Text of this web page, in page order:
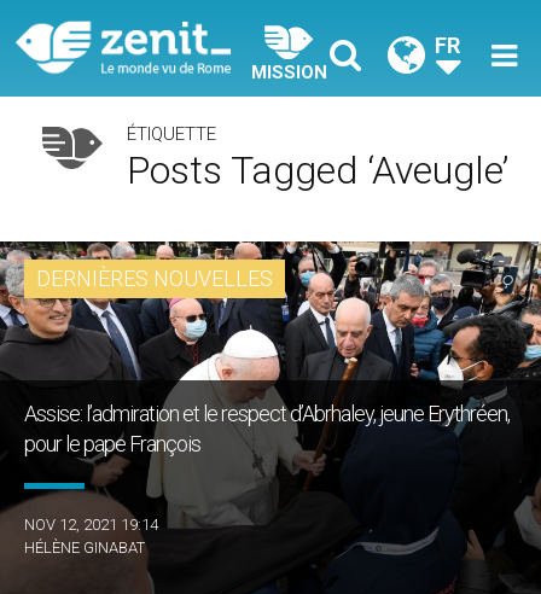
MISSION
FR
ÉTIQUETTE
Posts Tagged ‘aveugle’
DERNIÈRES NOUVELLES
Assise: l’admiration et le respect d’Abrhaley, jeune Erythréen,
pour le pape François
NOV 12, 2021 19:14
HÉLÈNE GINABAT